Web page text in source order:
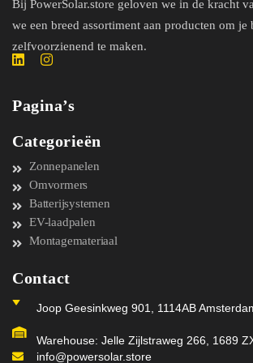
Bij PowerSolar.store geloven we in de kracht
we een breed assortiment aan producten om
zelfvoorzienend te maken.
Pagina’s
Categorieën
Zonnepanelen
Omvormers
Batterijsystemen
EV-laadpalen
Montagemateriaal
Contact
Joop Geesinkweg 901, 1114AB
Warehouse: Jelle Zijlstraweg 266, 1689
info@powersolar.store